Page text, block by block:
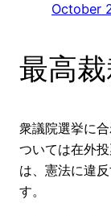
October
最高
衆議院選挙に
ついては在外
は、憲法に違
す。